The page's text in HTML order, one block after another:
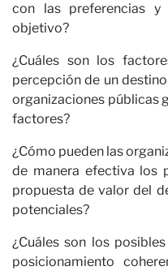
con las preferencias y
objetivo?
¿Cuáles son los
percepción de un
organizaciones públicas
factores?
¿Cómo pueden las
de manera efectiva los
propuesta de valor del
potenciales?
¿Cuáles son los
posicionamiento